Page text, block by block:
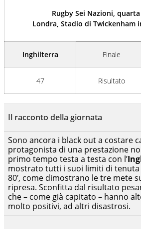
Rugby Sei Nazioni,
Londra, Stadio di Twickenham
Inghilterra Finale
47 Risultato
Il racconto della giornata
Sono ancora i black out a costare
protagonista di una prestazione
primo tempo testa a testa con l’
mostrato tutti i suoi limiti di tenuta
80′, come dimostrano le tre mete
ripresa. Sconfitta dal risultato
che – come già capitato – hanno
molto positivi, ad altri disastrosi.